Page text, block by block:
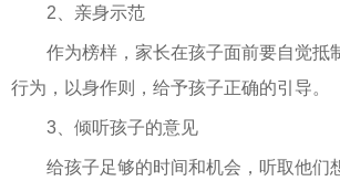
2、亲身示范
作为榜样，家长在孩子面前要自觉抵
行为，以身作则，给予孩子正确的引导。
3、倾听孩子的意见
给孩子足够的时间和机会，听取他们